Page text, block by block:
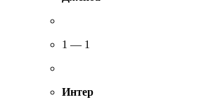
1 — 1
Интер